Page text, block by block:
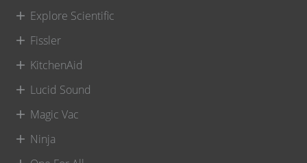
Explore Scientific
Fissler
KitchenAid
Lucid Sound
Magic Vac
Ninja